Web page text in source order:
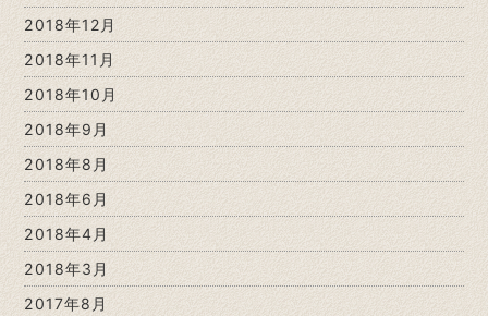
2018年12月
2018年11月
2018年10月
2018年9月
2018年8月
2018年6月
2018年4月
2018年3月
2017年8月